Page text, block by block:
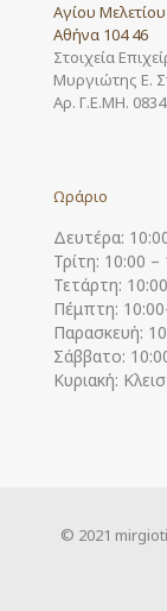
Αγίου
Αθήνα 104 46
Στοιχεία
Μυργιώτης Ε.
Αρ. Γ.Ε.ΜΗ.
Ωράριο
Δευτέρα:
Τρίτη: 10:00
Τετάρτη:
Πέμπτη:
Παρασκευή:
Σάββατο:
Κυριακή:
© 2021